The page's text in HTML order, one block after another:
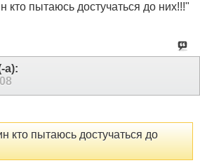
кто пытаюсь достучаться до них!!!"
а):
кто пытаюсь достучаться до